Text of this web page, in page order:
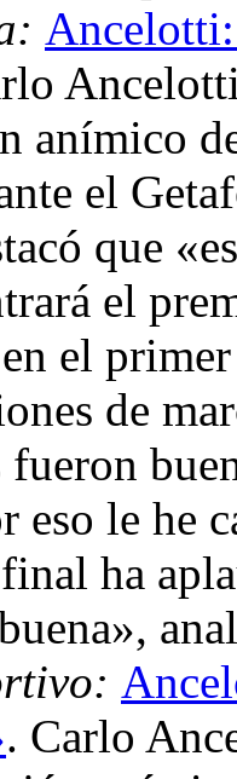
anímico
el
que
el
el
de
eso le he
ha
. Carlo